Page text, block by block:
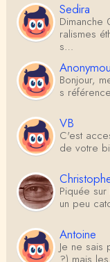
Sedira
ralismes
s…
Bonjour,
s
VB
C'est
de votre
Piquée
un peu
Antoine
Je ne sais